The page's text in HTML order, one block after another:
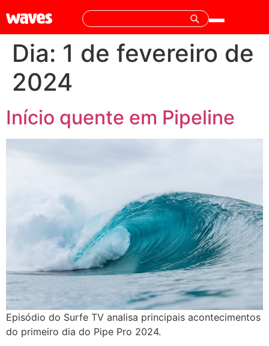
Dia: 1 de fevereiro de
2024
Início quente em Pipeline
Episódio do Surfe TV analisa principais acontecimentos
do primeiro dia do Pipe Pro 2024.